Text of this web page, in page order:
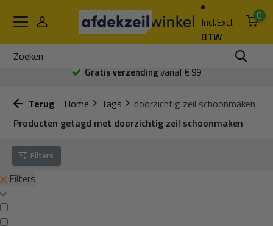
Incl.Excl.
BTW
0
Gratis verzendingvanaf € 99
Terug Home Tags
doorzichtig zeil schoonmaken
Producten getagd met doorzichtig zeil schoonmaken
Filters
Filters